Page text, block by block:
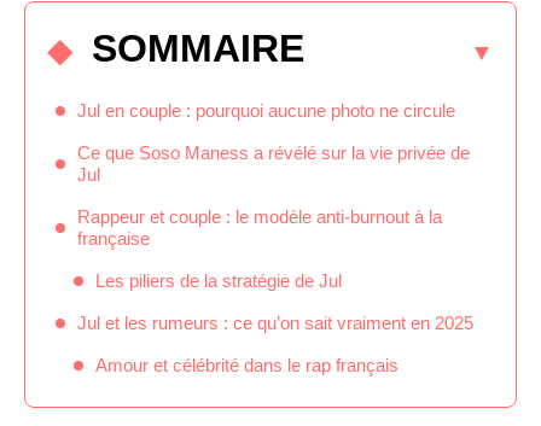
SOMMAIRE
Jul en couple : pourquoi aucune photo ne circule
Ce que Soso Maness a révélé sur la vie privée de
Jul
Rappeur et couple : le modèle anti-burnout à la
française
Les piliers de la stratégie de Jul
Jul et les rumeurs : ce qu’on sait vraiment en 2025
Amour et célébrité dans le rap français